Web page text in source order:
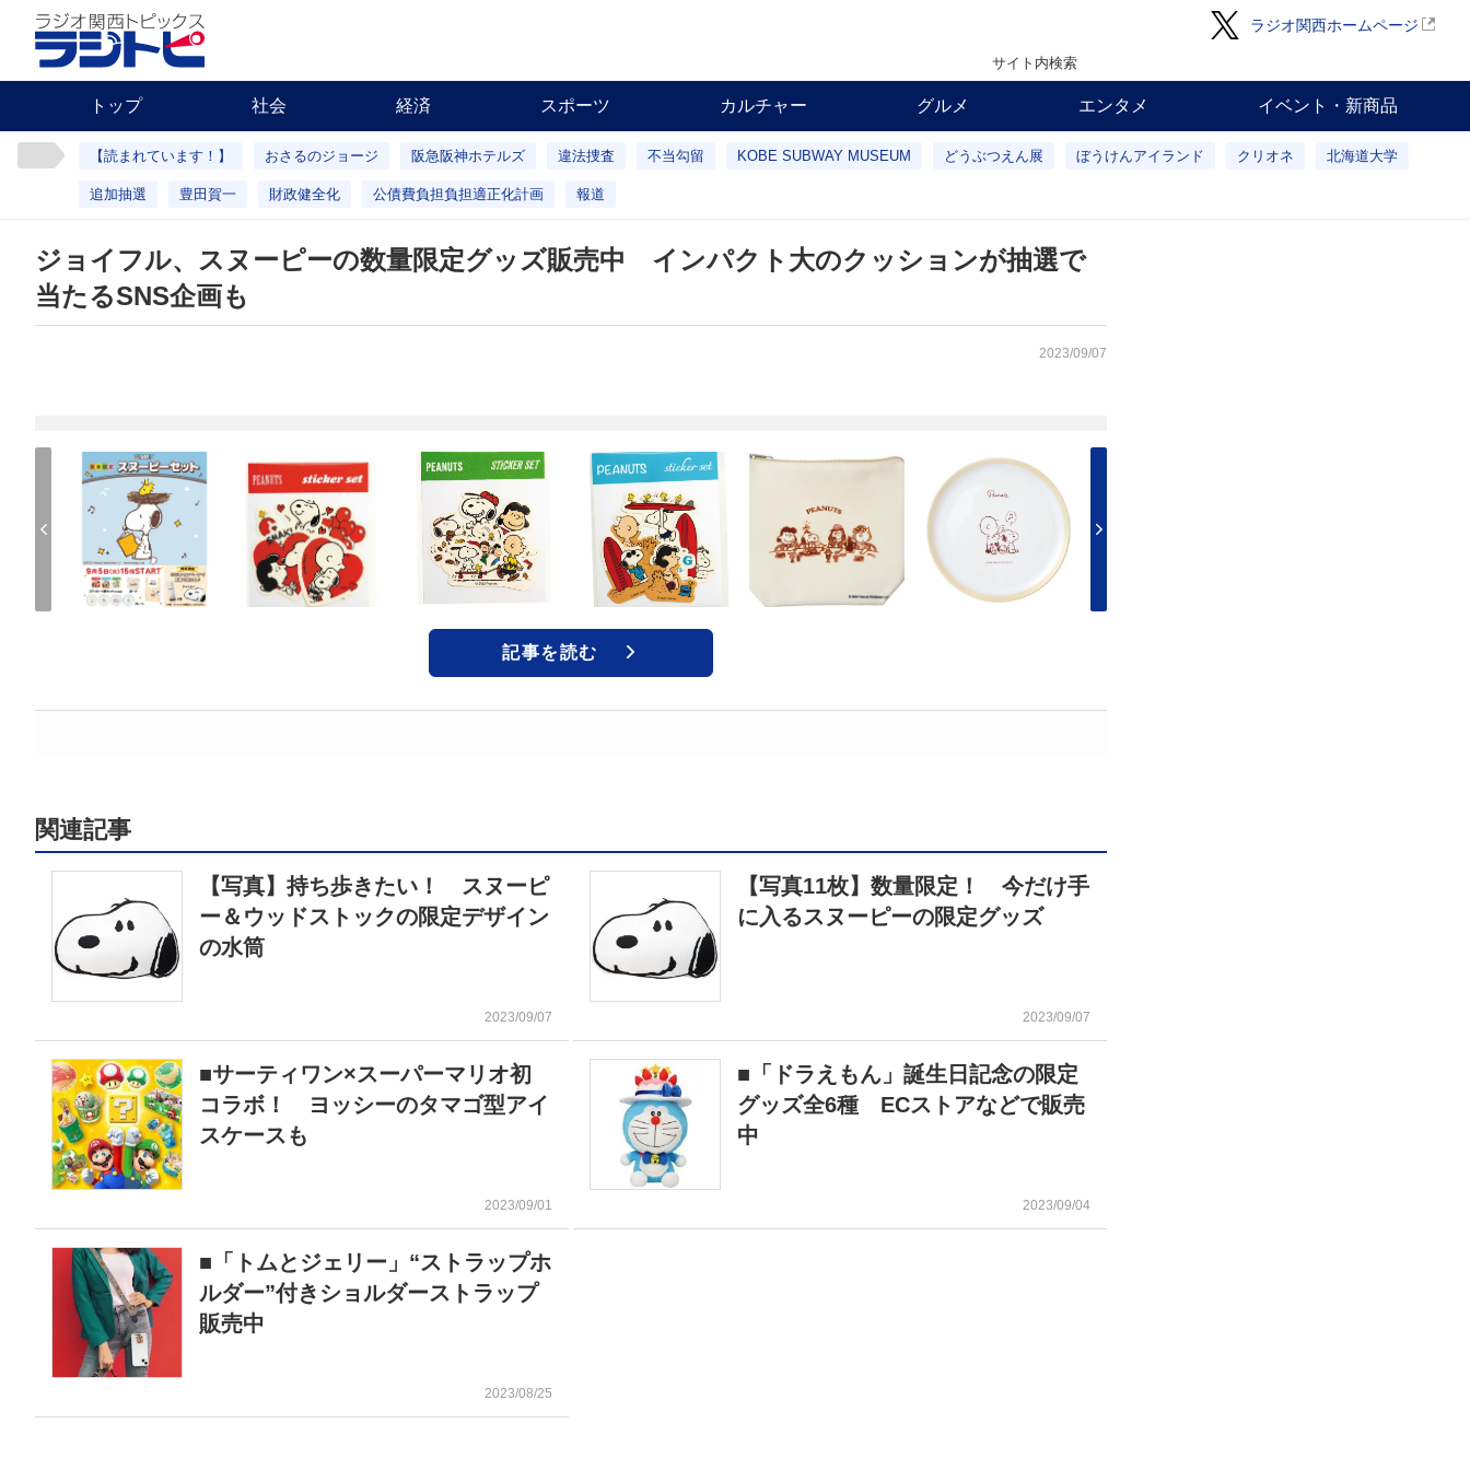
ラジオ関西ホームページ
サイト内検索
トップ 社会 経済 スポーツ カルチャー グルメ エンタメ イベント・新商品
【読まれています！】 おさるのジョージ 阪急阪神ホテルズ 違法捜査 不当勾留 KOBE SUBWAY MUSEUM どうぶつえん展 ぼうけんアイランド クリオネ 北海道大学
追加抽選 豊田賀一 財政健全化 公債費負担負担適正化計画 報道
ジョイフル、スヌーピーの数量限定グッズ販売中 インパクト大のクッションが抽選で
当たるSNS企画も
2023/09/07
記事を読む
関連記事
【写真】持ち歩きたい！ スヌーピ
ー＆ウッドストックの限定デザイン
の水筒
2023/09/07
【写真11枚】数量限定！ 今だけ手
に入るスヌーピーの限定グッズ
2023/09/07
■サーティワン×スーパーマリオ初
コラボ！ ヨッシーのタマゴ型アイ
スケースも
2023/09/01
■「ドラえもん」誕生日記念の限定
グッズ全6種 ECストアなどで販売
中
2023/09/04
■「トムとジェリー」“ストラップホ
ルダー”付きショルダーストラップ
販売中
2023/08/25